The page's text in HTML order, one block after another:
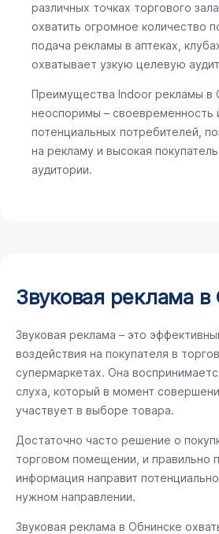
различных точках торгового
охватить огромное количество
подача рекламы в аптеках,
охватывает узкую целевую
Преимущества Indoor рекламы в
неоспоримы – своевременность
потенциальных потребителей,
на рекламу и высокая
аудитории.
Звуковая реклама в
Звуковая реклама – это
воздействия на покупателя в
супермаркетах. Она
слуха, который в момент
участвует в выборе товара.
Достаточно часто решение о
торговом помещении, и правильно
информация направит
нужном направлении.
Звуковая реклама в Обнинске